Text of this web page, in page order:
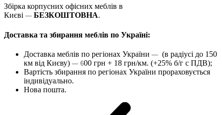
Збірка корпусних офісних меблів в
Києві — БЕЗКОШТОВНА.
Доставка та збирання меблів по Україні:
Доставка меблів по регіонах України — (в радіусі до 150
км від Києву) — 600 грн + 18 грн/км. (+25% б/г с ПДВ);
Вартість збирання по регіонах України прораховується
індивідуально.
Нова пошта.